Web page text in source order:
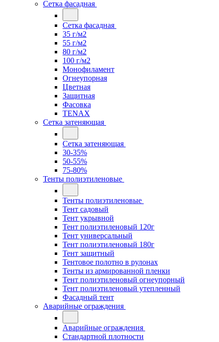
Сетка фасадная
Сетка фасадная
35 г/м2
55 г/м2
80 г/м2
100 г/м2
Монофиламент
Огнеупорная
Цветная
Защитная
Фасовка
TENAX
Сетка затеняющая
Сетка затеняющая
30-35%
50-55%
75-80%
Тенты полиэтиленовые
Тенты полиэтиленовые
Тент садовый
Тент укрывной
Тент полиэтиленовый 120г
Тент универсальный
Тент полиэтиленовый 180г
Тент защитный
Тентовое полотно в рулонах
Тенты из армированной пленки
Тент полиэтиленовый огнеупорный
Тент полиэтиленовый утепленный
Фасадный тент
Аварийные ограждения
Аварийные ограждения
Стандартной плотности